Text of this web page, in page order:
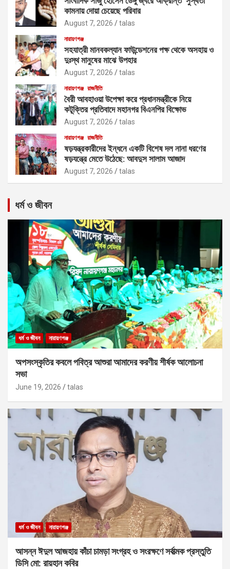
কামনায় দোয়া চেয়েছে পরিবার
August 7, 2026 talas
নারায়ণগঞ্জ
সহযাত্রী মানবকল্যান ফাউন্ডেশনের পক্ষ থেকে অসহায় ও
দুঃস্থ মানুষের মাঝে উপহার
August 7, 2026 talas
নারায়ণগঞ্জ রাজনীতি
বৈরী আবহাওয়া উপেক্ষা করে প্রধানমন্ত্রীকে নিয়ে
কটূক্তির প্রতিবাদে মহানগর বিএনপির বিক্ষোভ
August 7, 2026 talas
নারায়ণগঞ্জ রাজনীতি
ষড়যন্ত্রকারীদের ইন্ধনে একটি বিশেষ দল নানা ধরণের
ষড়যন্ত্রে মেতে উঠেছে: আবদুস সালাম আজাদ
August 7, 2026 talas
ধর্ম ও জীবন
ধর্ম ও জীবন নারায়ণগঞ্জ
অপসংস্কৃতির কবলে পবিত্র আশুরা আমাদের করণীয় শীর্ষক আলোচনা
সভা
June 19, 2026 talas
ধর্ম ও জীবন নারায়ণগঞ্জ
আসন্ন ঈদুল আজহায় কাঁচা চামড়া সংগ্রহ ও সংরক্ষণে সর্বাত্মক প্রস্তুতি
ডিসি মো: রায়হান কবির